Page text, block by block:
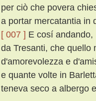
per ciò che povera
a portar mercatantia in
[ 007 ] E cosí
da Tresanti, che quello
d'amorevolezza e
e quante volte in
teneva seco a albergo